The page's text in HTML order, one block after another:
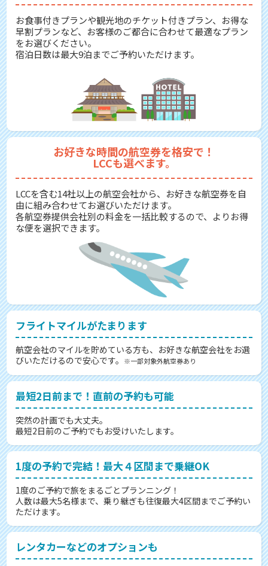
お食事付きプランや観光地のチケット付きプラン、お得な
早割プランなど、お客様のご都合に合わせて最適なプラン
をお選びください。
宿泊日数は最大9泊までご予約いただけます。
お好きな時間の航空券を格安で！
LCCも選べます。
LCCを含む14社以上の航空会社から、お好きな航空券を自
由に組み合わせてお選びいただけます。
各航空券提供会社別の料金を一括比較するので、よりお得
な便を選択できます。
フライトマイルがたまります
航空会社のマイルを貯めている方も、お好きな航空会社をお選
びいただけるので安心です。
※一部対象外航空券あり
最短2日前まで！直前の予約も可能
突然の計画でも大丈夫。
最短2日前のご予約でもお受けいたします。
1度の予約で完結！最大４区間まで乗継OK
1度のご予約で旅をまるごとプランニング！
人数は最大5名様まで、乗り継ぎも往復最大4区間までご予約い
ただけます。
レンタカーなどのオプションも